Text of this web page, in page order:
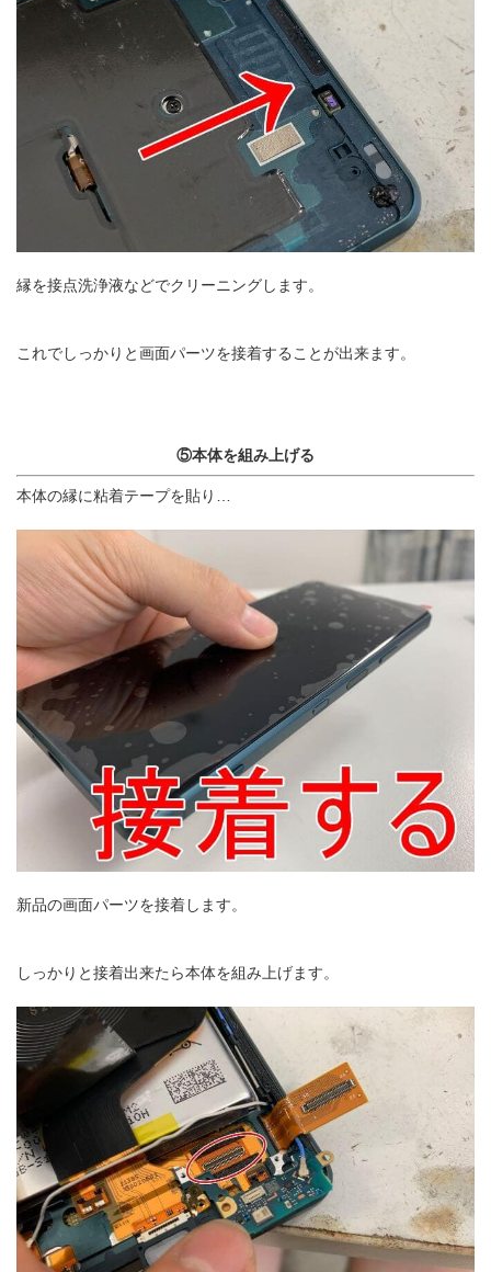
縁を接点洗浄液などでクリーニングします。
これでしっかりと画面パーツを接着することが出来ます。
⑤本体を組み上げる
本体の縁に粘着テープを貼り…
新品の画面パーツを接着します。
しっかりと接着出来たら本体を組み上げます。